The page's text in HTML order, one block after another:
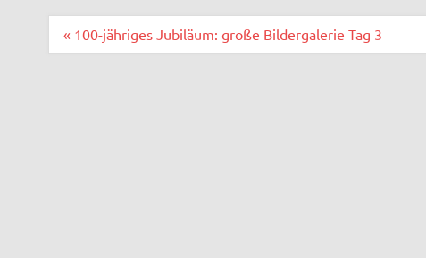
Beitragsnavigation
« 100-jähriges Jubiläum: große Bildergalerie Tag 3